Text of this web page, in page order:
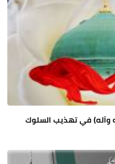
وآله) في تهذيب السلوك